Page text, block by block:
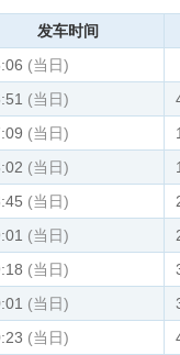
发车时间
(当日)
(当日)
(当日)
(当日)
(当日)
(当日)
(当日)
(当日)
(当日)